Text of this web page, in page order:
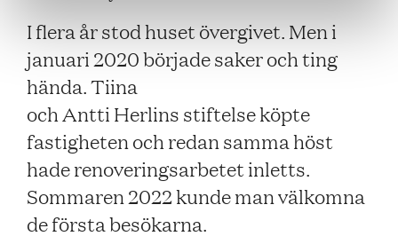
I flera år stod huset övergivet. Men i
januari 2020 började saker och ting
hända. Tiina
och Antti Herlins stiftelse köpte
fastigheten och redan samma höst
hade renoveringsarbetet inletts.
Sommaren 2022 kunde man välkomna
de första besökarna.